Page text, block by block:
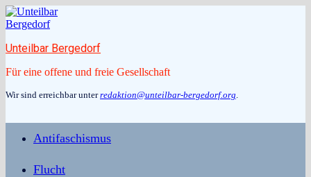
Zum
Inhalt
Unteilbar Bergedorf
Für eine offene und freie Gesellschaft
Wir sind erreichbar unterredaktion@unteilbar-bergedorf.org.
Antifaschismus
Flucht